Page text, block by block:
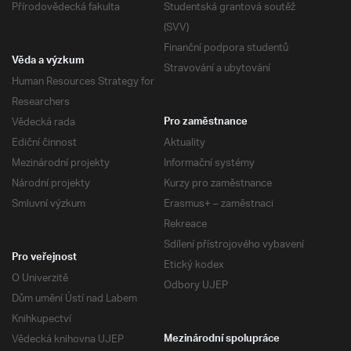
Přírodovědecká fakulta
Studentská grantová soutěž
(SVV)
Finanční podpora studentů
Stravování a ubytování
Věda a výzkum
Human Resources Strategy for
Researchers
Vědecká rada
Ediční činnost
Mezinárodní projekty
Národní projekty
Smluvní výzkum
Pro zaměstnance
Aktuality
Informační systémy
Kurzy pro zaměstnance
Erasmus+ – zaměstnaci
Rekreace
Sdílení přístrojového vybavení
Etický kodex
Odbory UJEP
Pro veřejnost
O Univerzitě
Dům umění Ústí nad Labem
Knihkupectví
Vědecká knihovna UJEP
Mezinárodní spolupráce